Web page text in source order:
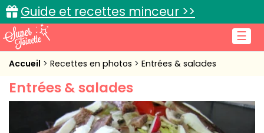
☰
Guide et recettes minceur >>
Accueil
Recettes de cuisine
Cuisine pratique
Accueil Recettes en photos Entrées & salades
Entrées & salades